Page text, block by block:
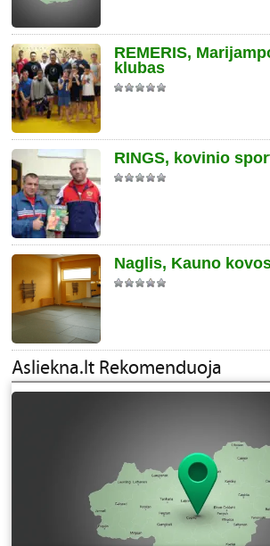
REMERIS,
klubas
RINGS, kovinio
Naglis, Kauno